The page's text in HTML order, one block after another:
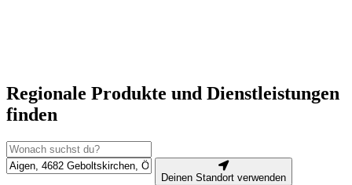
Regionale Produkte und Dienstleistungen
finden
Deinen Standort verwenden